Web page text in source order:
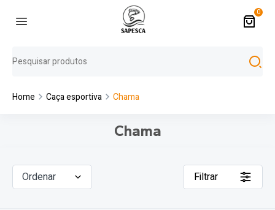
0
Home Caça esportiva Chama
Chama
Filtrar
Ordenar